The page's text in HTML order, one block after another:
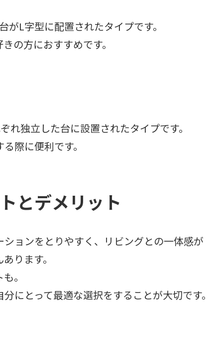
がL字型に配置されたタイプです。
の方におすすめです。
れ独立した台に設置されたタイプです。
際に便利です。
とデメリット
ョンをとりやすく、リビングとの一体感が
ります。
。
にとって最適な選択をすることが大切です。